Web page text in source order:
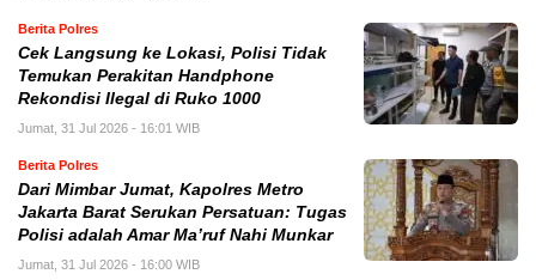
Berita Polres
Cek Langsung ke Lokasi, Polisi Tidak
Temukan Perakitan Handphone
Rekondisi Ilegal di Ruko 1000
Jumat, 31 Jul 2026 - 16:01 WIB
Berita Polres
Dari Mimbar Jumat, Kapolres Metro
Jakarta Barat Serukan Persatuan: Tugas
Polisi adalah Amar Ma’ruf Nahi Munkar
Jumat, 31 Jul 2026 - 16:00 WIB